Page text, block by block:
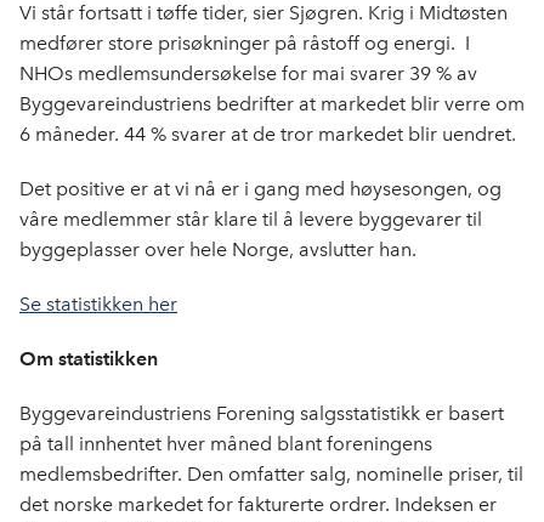
Vi står fortsatt i tøffe tider, sier Sjøgren. Krig i Midtøsten
medfører store prisøkninger på råstoff og energi. I
NHOs medlemsundersøkelse for mai svarer 39 % av
Byggevareindustriens bedrifter at markedet blir verre om
6 måneder. 44 % svarer at de tror markedet blir uendret.
Det positive er at vi nå er i gang med høysesongen, og
våre medlemmer står klare til å levere byggevarer til
byggeplasser over hele Norge, avslutter han.
Se statistikken her
Om statistikken
Byggevareindustriens Forening salgsstatistikk er basert
på tall innhentet hver måned blant foreningens
medlemsbedrifter. Den omfatter salg, nominelle priser, til
det norske markedet for fakturerte ordrer. Indeksen er